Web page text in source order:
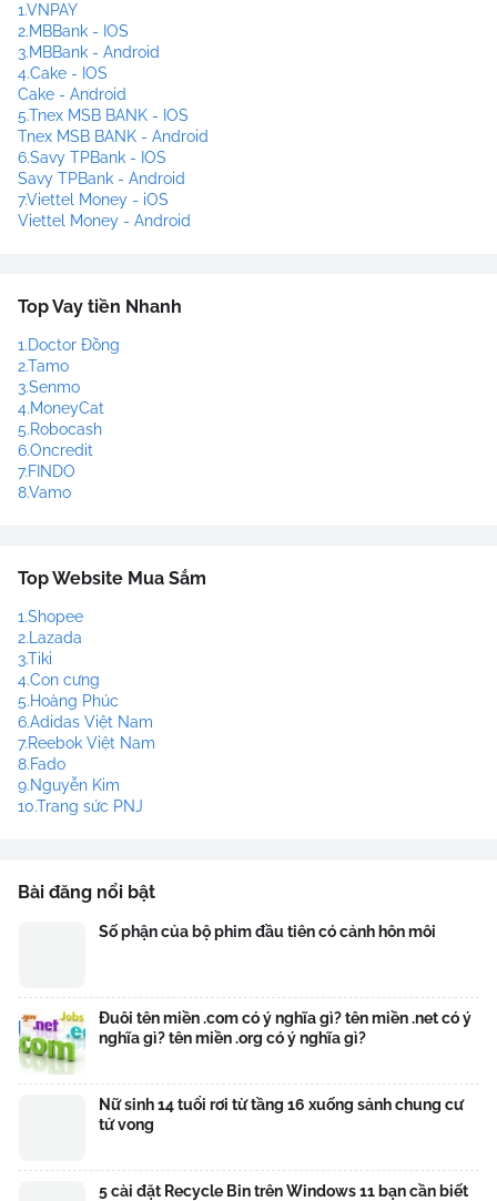
1.VNPAY
2.MBBank - IOS
3.MBBank - Android
4.Cake - IOS
Cake - Android
5.Tnex MSB BANK - IOS
Tnex MSB BANK - Android
6.Savy TPBank - IOS
Savy TPBank - Android
7.Viettel Money - iOS
Viettel Money - Android
Top Vay tiền Nhanh
1.Doctor Đồng
2.Tamo
3.Senmo
4.MoneyCat
5.Robocash
6.Oncredit
7.FINDO
8.Vamo
Top Website Mua Sắm
1.Shopee
2.Lazada
3.Tiki
4.Con cưng
5.Hoàng Phúc
6.Adidas Việt Nam
7.Reebok Việt Nam
8.Fado
9.Nguyễn Kim
10.Trang sức PNJ
Bài đăng nổi bật
Số phận của bộ phim đầu tiên có cảnh hôn môi
Đuôi tên miền .com có ý nghĩa gì? tên miền .net có ý
nghĩa gì? tên miền .org có ý nghĩa gì?
Nữ sinh 14 tuổi rơi từ tầng 16 xuống sảnh chung cư
tử vong
5 cài đặt Recycle Bin trên Windows 11 bạn cần biết